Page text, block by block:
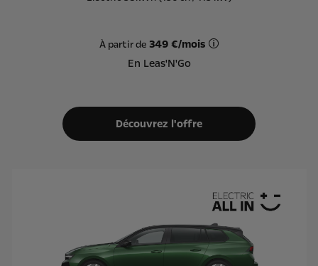
À partir de 349 €/mois
En Leas'N'Go
Découvrez l'offre